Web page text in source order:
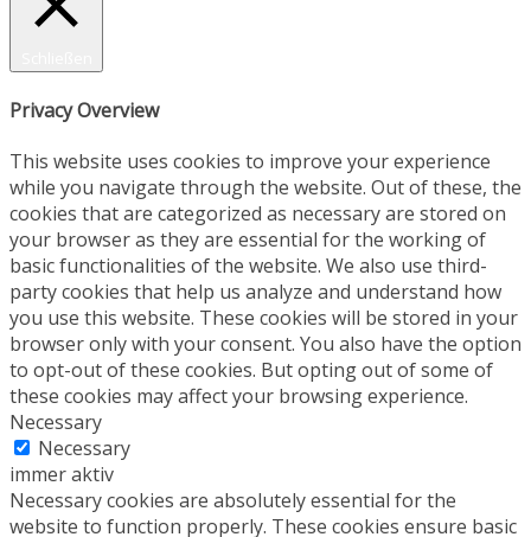
Privacy Overview
This website uses cookies to improve your experience
while you navigate through the website. Out of these, the
cookies that are categorized as necessary are stored on
your browser as they are essential for the working of
basic functionalities of the website. We also use third-
party cookies that help us analyze and understand how
you use this website. These cookies will be stored in your
browser only with your consent. You also have the option
to opt-out of these cookies. But opting out of some of
these cookies may affect your browsing experience.
Necessary
Necessary
immer aktiv
Necessary cookies are absolutely essential for the
website to function properly. These cookies ensure basic